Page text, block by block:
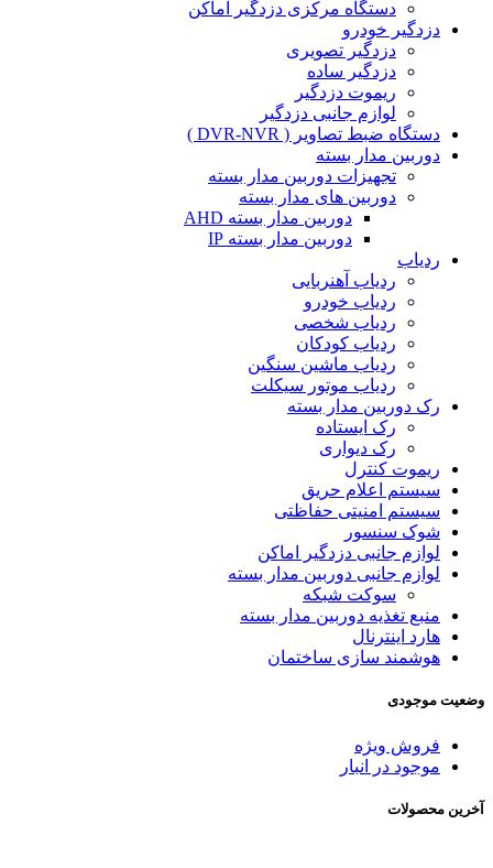
دستگاه مرکزی دزدگیر اماکن
دزدگیر خودرو
دزدگیر تصویری
دزدگیر ساده
ریموت دزدگیر
لوازم جانبی دزدگیر
دستگاه ضبط تصاویر ( DVR-NVR )
دوربین مدار بسته
تجهیزات دوربین مدار بسته
دوربین های مدار بسته
دوربین مدار بسته AHD
دوربین مدار بسته IP
ردیاب
ردیاب آهنربایی
ردیاب خودرو
ردیاب شخصی
ردیاب کودکان
ردیاب ماشین سنگین
ردیاب موتور سیکلت
رک دوربین مدار بسته
رک ایستاده
رک دیواری
ریموت کنترل
سیستم اعلام حریق
سیستم امنیتی حفاظتی
شوک سنسور
لوازم جانبی دزدگیر اماکن
لوازم جانبی دوربین مدار بسته
سوکت شبکه
منبع تغذیه دوربین مدار بسته
هارد اینترنال
هوشمند سازی ساختمان
وضعیت موجودی
فروش ویژه
موجود در انبار
آخرین محصولات